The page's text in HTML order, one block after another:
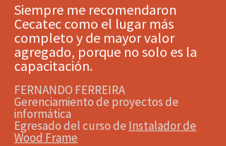
Siempre me recomendaron
Cecatec como el lugar más
completo y de mayor valor
agregado, porque no solo es la
capacitación.
FERNANDO FERREIRA
Gerenciamiento de proyectos de
informática
Egresado del curso de Instalador de
Wood Frame